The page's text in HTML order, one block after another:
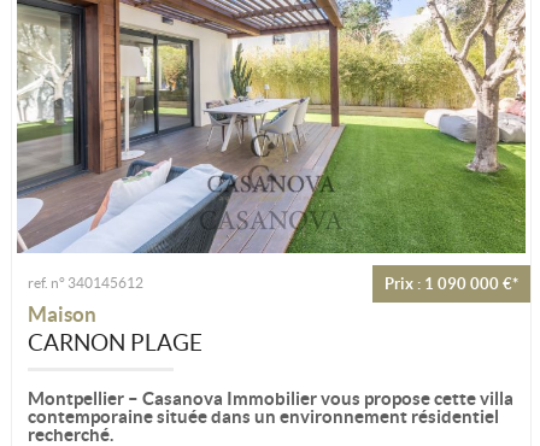
Prix : 1 090 000 €*
ref. n° 340145612
Maison
CARNON PLAGE
Montpellier – Casanova Immobilier vous propose cette villa
contemporaine située dans un environnement résidentiel
recherché.